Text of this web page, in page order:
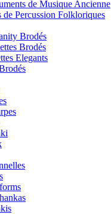
de Musique Ancienne
de Percussion Folkloriques
Brodés
Brodés
Elegants